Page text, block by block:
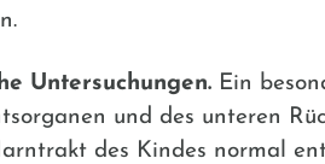
Untersuchungen. Ein
und des unteren
des Kindes normal